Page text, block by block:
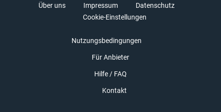
Über uns Impressum
Datenschutz
Cookie-Einstellungen
Nutzungsbedingungen
Für Anbieter
Hilfe / FAQ
Kontakt